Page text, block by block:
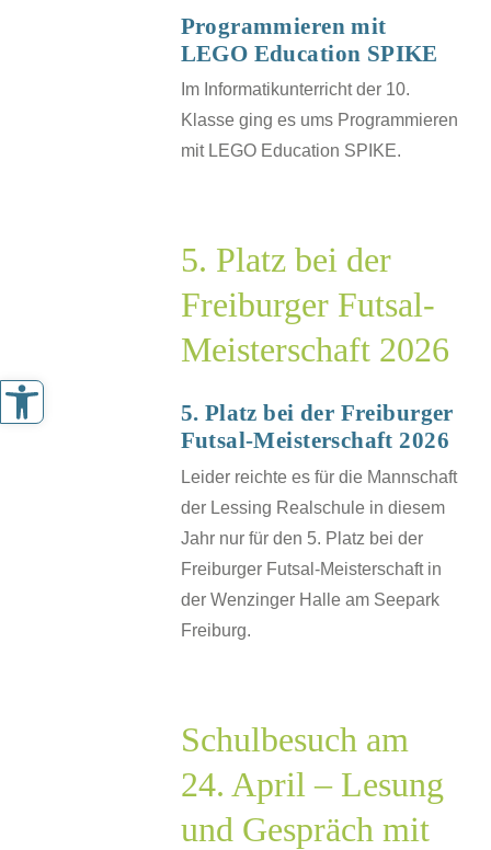
Programmieren mit
LEGO Education SPIKE
Im Informatikunterricht der 10.
Klasse ging es ums Programmieren
mit LEGO Education SPIKE.
5. Platz bei der
Freiburger Futsal-
Meisterschaft 2026
5. Platz bei der Freiburger
Futsal-Meisterschaft 2026
Leider reichte es für die Mannschaft
der Lessing Realschule in diesem
Jahr nur für den 5. Platz bei der
Freiburger Futsal-Meisterschaft in
der Wenzinger Halle am Seepark
Freiburg.
Schulbesuch am
24. April – Lesung
und Gespräch mit
Werkzeugleiste öffnen